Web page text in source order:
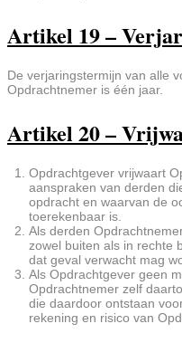
Artikel 19 –
De verjaringstermijn van alle
Opdrachtnemer is één jaar.
Artikel 20 –
Opdrachtgever vrijwaart
aanspraken van derden
opdracht en waarvan de
toerekenbaar is.
Als derden
zowel buiten als in rechte
dat geval verwacht mag
Als Opdrachtgever geen
Opdrachtnemer zelf
die daardoor ontstaan
rekening en risico van